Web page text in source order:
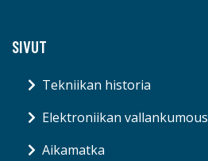
SIVUT
Tekniikan historia
Elektroniikan vallankumous
Aikamatka